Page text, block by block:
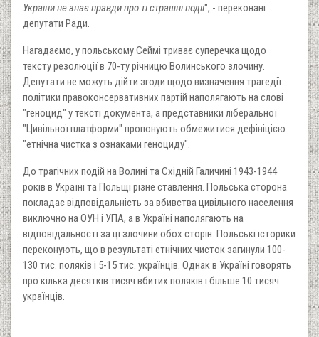
України не знає правди про ті страшні події", - переконані
депутати Ради.
Нагадаємо, у польському Сеймі триває суперечка щодо
тексту резолюції в 70-ту річницю Волинського злочину.
Депутати не можуть дійти згоди щодо визначення трагедії:
політики правоконсервативних партій наполягають на слові
"геноцид" у тексті документа, а представники ліберальної
"Цивільної платформи" пропонують обмежитися дефініцією
"етнічна чистка з ознаками геноциду".
До трагічних подій на Волині та Східній Галичині 1943-1944
років в Україні та Польщі різне ставлення. Польська сторона
покладає відповідальність за вбивства цивільного населення
виключно на ОУН і УПА, а в Україні наполягають на
відповідальності за ці злочини обох сторін. Польські історики
переконують, що в результаті етнічних чисток загинули 100-
130 тис. поляків і 5-15 тис. українців. Однак в Україні говорять
про кілька десятків тисяч вбитих поляків і більше 10 тисяч
українців.